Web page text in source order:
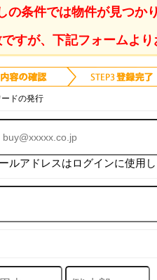
の条件では物件が見つか
すが、下記フォームより
ドの発行
ルアドレスはログインに使用し